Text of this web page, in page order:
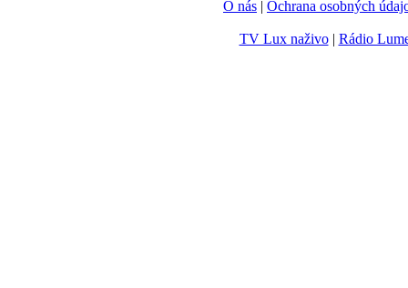
O nás | Ochrana osobných
TV Lux naživo| Rádio